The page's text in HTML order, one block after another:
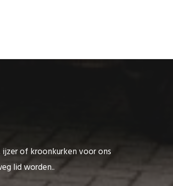
ijzer of kroonkurken voor ons
lid worden..